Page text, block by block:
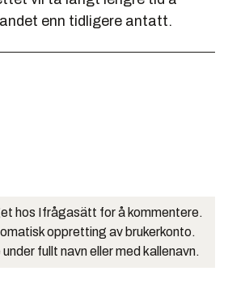
enn tidligere antatt.
hos Ifrågasätt for å kommentere.
oppretting av brukerkonto.
fullt navn eller med kallenavn.